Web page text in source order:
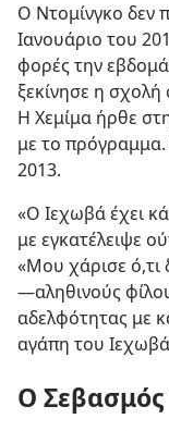
Ο Ντομίνγκο δεν
Ιανουάριο του
φορές την
ξεκίνησε η σχολή
Η Χεμίμα ήρθε
με το πρόγραμμα.
2013.
«Ο Ιεχωβά έχει
με εγκατέλειψε
«Μου χάρισε ό,τι
—αληθινούς
αδελφότητας με
αγάπη του
Ο